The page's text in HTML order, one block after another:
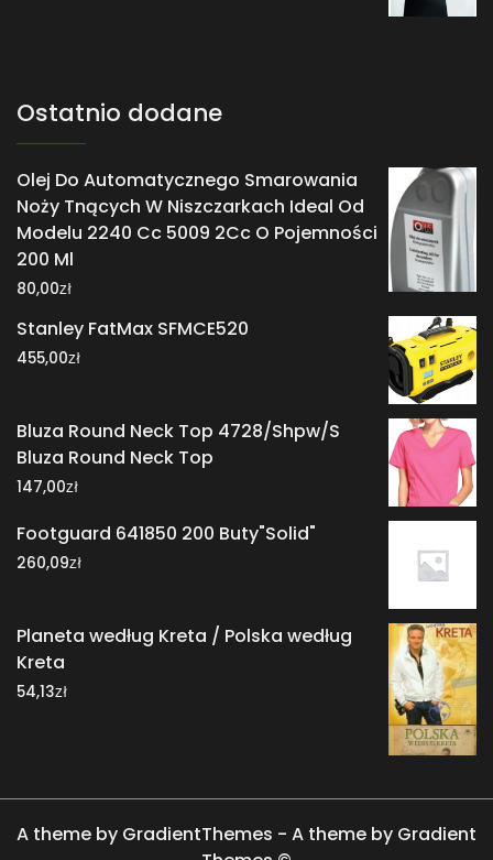
Ostatnio dodane
Olej Do Automatycznego Smarowania
Noży Tnących W Niszczarkach Ideal Od
Modelu 2240 Cc 5009 2Cc O Pojemności
200 Ml
80,00zł
Stanley FatMax SFMCE520
455,00zł
Bluza Round Neck Top 4728/Shpw/S
Bluza Round Neck Top
147,00zł
Footguard 641850 200 Buty"Solid"
260,09zł
Planeta według Kreta / Polska według
Kreta
54,13zł
A theme by GradientThemes - A theme by Gradient